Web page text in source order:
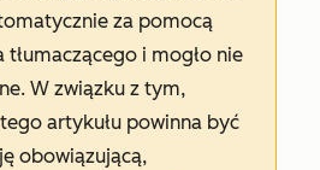
za pomocą
i mogło nie
W związku z tym,
artykułu powinna być
obowiązującą,